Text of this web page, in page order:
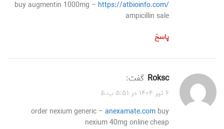
buy augmentin 1000mg – https://atbioinfo.com/
ampicillin sale
پاسخ
roksc گفت:
۶ تیر ۱۴۰۴ در ۵:۵۱ ب.ظ
order nexium generic – anexamate.com buy
nexium 40mg online cheap